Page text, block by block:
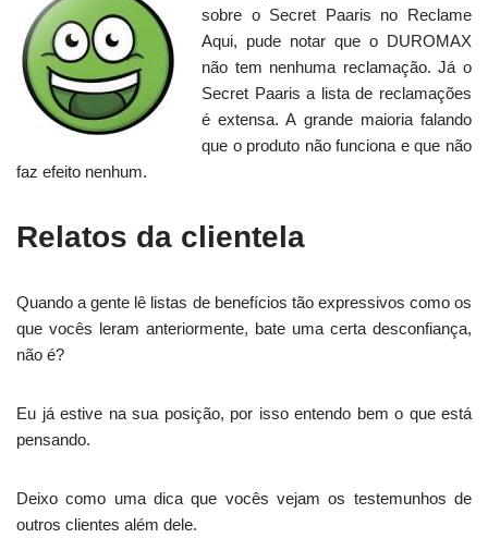
sobre o Secret Paaris no Reclame
Aqui, pude notar que o DUROMAX
não tem nenhuma reclamação. Já o
Secret Paaris a lista de reclamações
é extensa. A grande maioria falando
que o produto não funciona e que não
faz efeito nenhum.
Relatos da clientela
Quando a gente lê listas de benefícios tão expressivos como os
que vocês leram anteriormente, bate uma certa desconfiança,
não é?
Eu já estive na sua posição, por isso entendo bem o que está
pensando.
Deixo como uma dica que vocês vejam os testemunhos de
outros clientes além dele.